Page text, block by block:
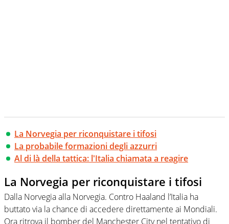
La Norvegia per riconquistare i tifosi
La probabile formazioni degli azzurri
Al di là della tattica: l'Italia chiamata a reagire
La Norvegia per riconquistare i tifosi
Dalla Norvegia alla Norvegia. Contro Haaland l’Italia ha
buttato via la chance di accedere direttamente ai Mondiali.
Ora ritrova il bomber del Manchester City nel tentativo di